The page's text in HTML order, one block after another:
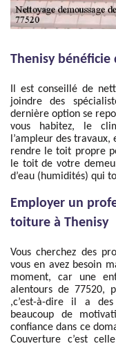
Thenisy
Il est conseillé de
joindre des
dernière option se
vous habitez, le
l’ampleur des
rendre le toit propre
le toit de votre
d’eau (humidités) qui
Employer un
toiture à Thenisy
Vous cherchez des
vous en avez besoin
moment, car une
alentours de 77520,
,c’est-à-dire il a
beaucoup de
confiance dans ce
Couverture c’est